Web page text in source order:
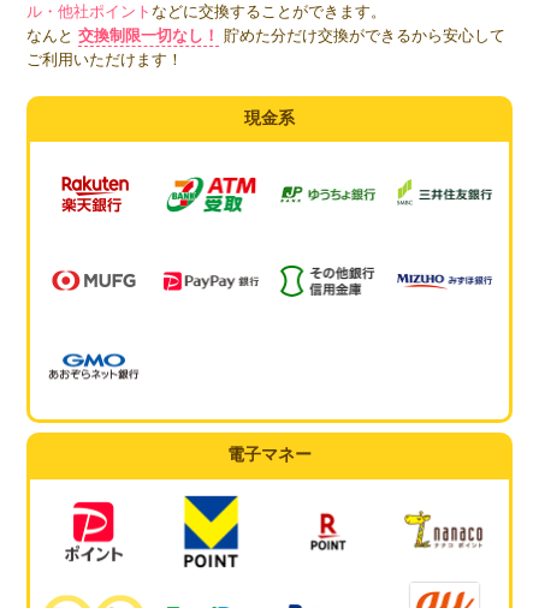
ル・他社ポイントなどに交換することができます。
なんと 交換制限一切なし！
貯めた分だけ交換ができるから安心して
ご利用いただけます！
現金系
電子マネー